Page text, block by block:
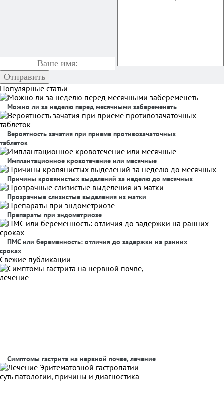
Популярные статьи
Можно ли за неделю перед месячными забеременеть
Вероятность зачатия при приеме противозачаточных
таблеток
Имплантационное кровотечение или месячные
Причины кровянистых выделений за неделю до месячных
Прозрачные слизистые выделения из матки
Препараты при эндометриозе
ПМС или беременность: отличия до задержки на ранних
сроках
Свежие публикации
Симптомы гастрита на нервной почве, лечение